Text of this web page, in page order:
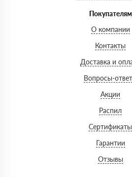
Покупателям
О компании
Контакты
Доставка и
Вопросы-
Акции
Распил
Сертификаты
Гарантии
Отзывы